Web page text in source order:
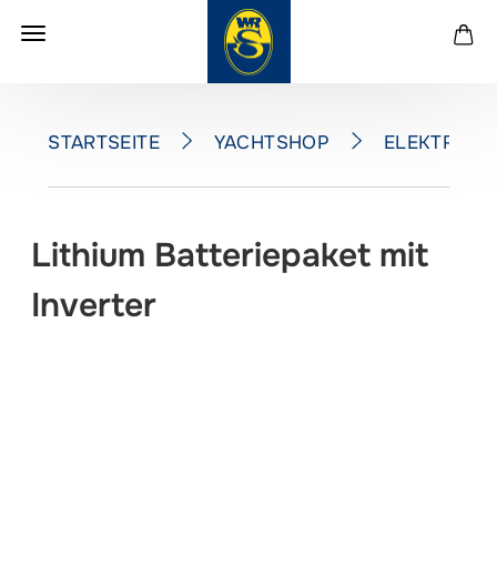
STARTSEITE YACHTSHOP
Lithium Batteriepaket mit
Inverter